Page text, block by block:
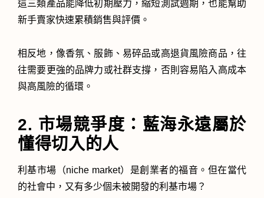
這三類產品能降低初期壓力，縮短測試週期，也能幫助
新手賣家快速累積銷售與評價。
相反地，像香氛、服飾、易碎品或高退貨風險商品，往
往需要更強的品牌力或社群支撐，否則容易陷入高成本
與高風險的循環。
2. 市場競爭度：藍海永遠屬於
懂得切入的人
利基市場（niche market）是創業者的福音。但在當代
的社會中，又有多少個未被開發的利基市場？